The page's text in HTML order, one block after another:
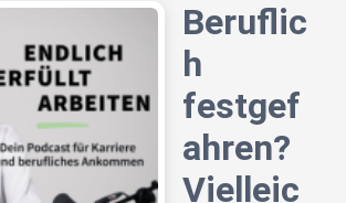
Beruflic
h
festgef
ahren?
Vielleic